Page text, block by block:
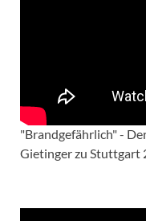
"Brandgefährlich" -
Gietinger zu Stuttgart